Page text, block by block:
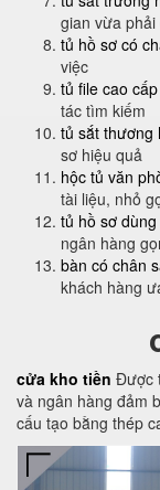
gian vừa
tủ hồ sơ có
việc
tủ file cao cấp
tác tìm kiếm
tủ sắt thương
sơ hiệu quả
hộc tủ văn
tài liệu, nhỏ
tủ hồ sơ
ngân hàng
bàn có chân
khách hàng
cửa kho tiền Được
và ngân hàng đảm
cấu tạo bằng thép